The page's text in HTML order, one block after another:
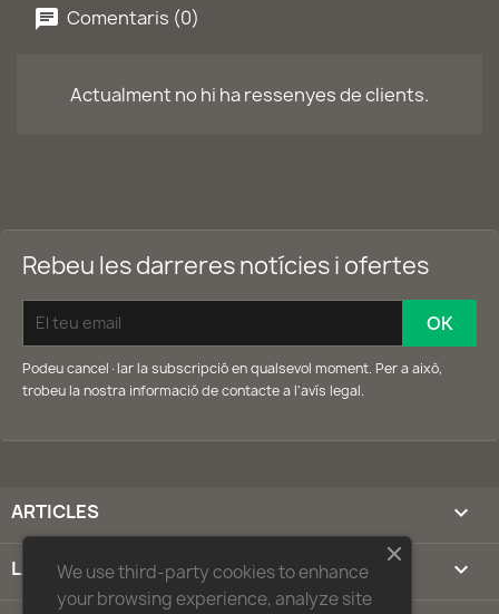
Comentaris (0)
Actualment no hi ha ressenyes de clients.
Rebeu les darreres notícies i ofertes
Podeu cancel·lar la subscripció en qualsevol moment. Per a això,
trobeu la nostra informació de contacte a l'avís legal.
ARTICLES 
LA NOSTRA COMPANYIA 
We use third-party cookies to enhance
your browsing experience, analyze site